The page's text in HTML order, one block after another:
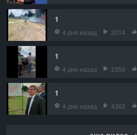
1
4 дня назад 2014
1
4 дня назад 2350
1
4 дня назад 4363